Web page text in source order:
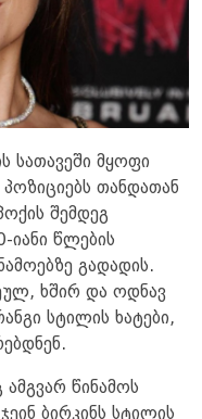
სათავეში მყოფი
თანდათან
შემდეგ
იანი წლების
გადადის.
ხშირ და ოდნავ
სტილის ხატები,
წინამოს
ბირკინს სტილის